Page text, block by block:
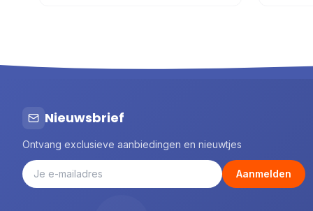
Nieuwsbrief
Ontvang exclusieve aanbiedingen en nieuwtjes
Aanmelden